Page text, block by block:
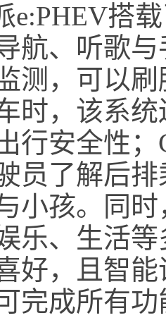
e:PHEV搭
航、听歌
测，可以
时，该系
行安全性；
员了解后
小孩。同
乐、生活
好，且智
完成所有